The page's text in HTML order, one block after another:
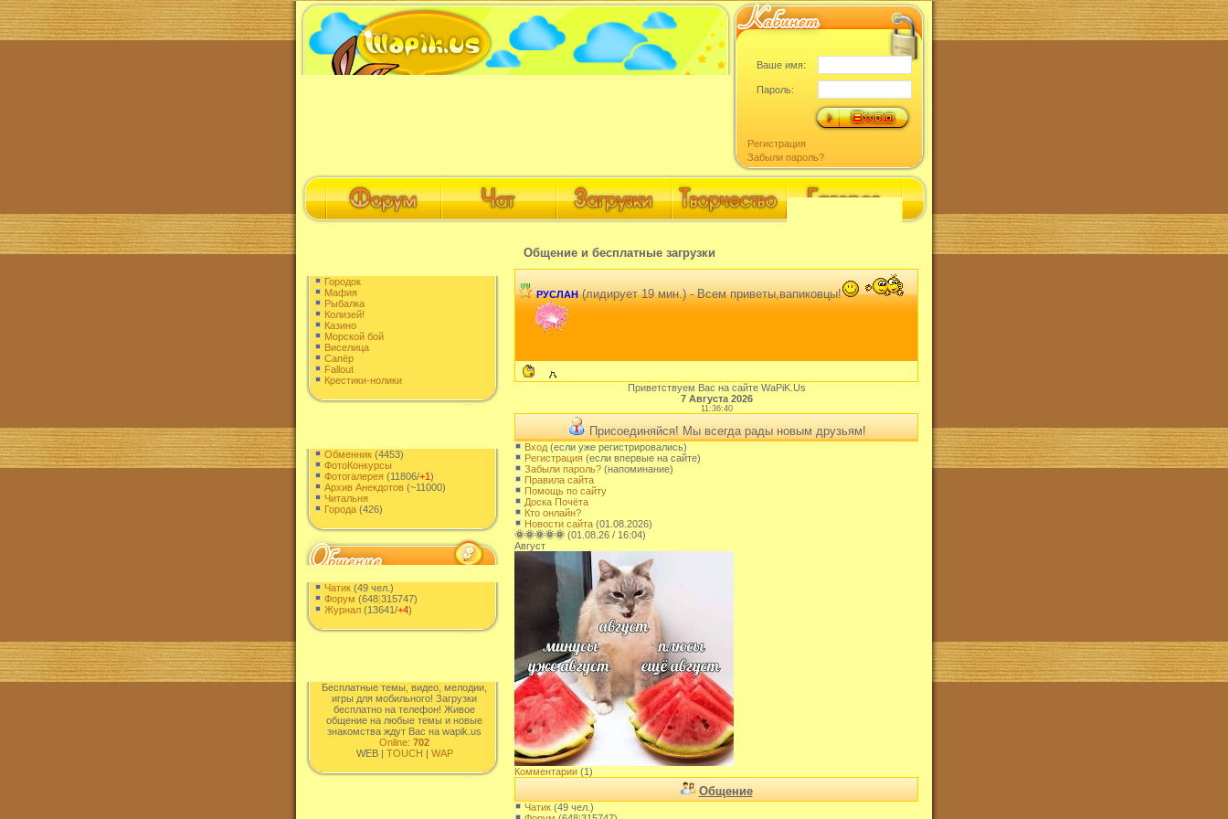
Ваше имя:
Пароль:
Регистрация
Забыли пароль?
Городок
Мафия
Рыбалка
Колизей!
Казино
Морской бой
Виселица
Сапёр
Fallout
Крестики-нолики
Обменник (4453)
ФотоКонкурсы
Фотогалерея (11806/+1)
Архив Анекдотов (~11000)
Читальня
Города (426)
Чатик (49 чел.)
Форум (648|315747)
Журнал (13641/+4)
Бесплатные темы, видео, мелодии,
игры для мобильного! Загрузки
бесплатно на телефон! Живое
общение на любые темы и новые
знакомства ждут Вас на wapik.us
Online: 702
WEB | TOUCH | WAP
Общение и бесплатные загрузки
РУСЛАН(лидирует 19 мин.) - Всем приветы,вапиковцы!
Приветствуем Вас на сайте WaPiK.Us
7 Августа 2026
11:36:40
Присоединяйся! Мы всегда рады новым друзьям!
Вход (если уже регистрировались)
Регистрация (если впервые на сайте)
Забыли пароль? (напоминание)
Правила сайта
Помощь по сайту
Доска Почёта
Кто онлайн?
Новости сайта (01.08.2026)
🌞🌞🌞🌞🌞 (01.08.26 / 16:04)
Август
Комментарии (1)
Общение
Чатик (49 чел.)